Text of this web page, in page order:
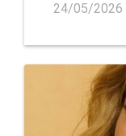
24/05/2026